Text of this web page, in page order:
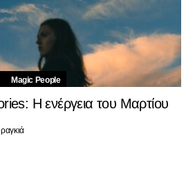
Magic People
Η ενέργεια του Μαρτίου